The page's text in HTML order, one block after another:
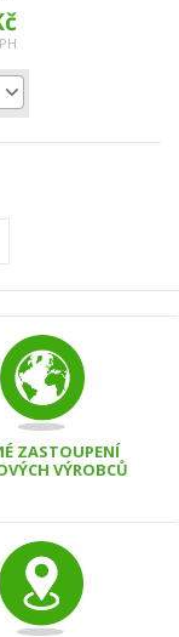
ZASTOUPENÍ
VÝROBCŮ